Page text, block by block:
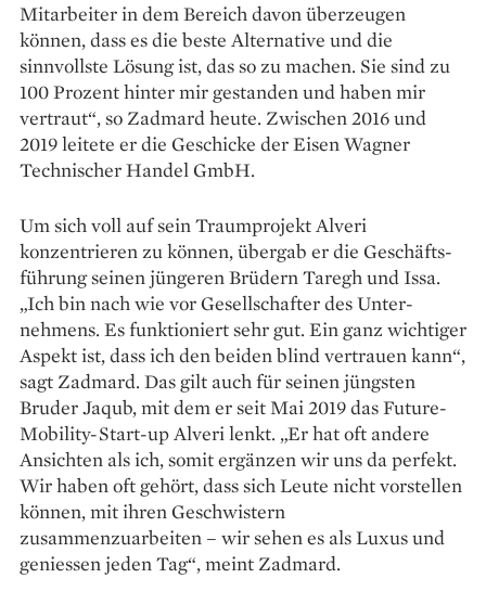
Mitarbeiter in dem Bereich davon überzeugen
können, dass es die beste Alternative und die
sinnvollste Lösung ist, das so zu machen. Sie sind zu
100 Prozent hinter mir gestanden und haben mir
vertraut“, so Zadmard heute. Zwischen 2016 und
2019 leitete er die Geschicke der Eisen Wagner
Technischer Handel GmbH.
Um sich voll auf sein Traumprojekt Alveri
konzentrieren zu können, übergab er die Ge­schäfts­
führung seinen jüngeren Brüdern Taregh und Issa.
„Ich bin nach wie vor ­Gesellschafter des Unter­
nehmens. Es funktioniert sehr gut. Ein ganz wichtiger
Aspekt ist, dass ich den beiden blind vertrauen kann“,
sagt Zadmard. Das gilt auch für seinen jüngsten
Bruder Jaqub, mit dem er seit Mai 2019 das ­Future-
Mobility-Start-up Alveri lenkt. „Er hat oft andere
Ansichten als ich, somit ergänzen wir uns da perfekt.
Wir haben oft gehört, dass sich Leute nicht vorstellen
können, mit ihren Geschwistern
zusammenzuarbeiten – wir sehen es als ­Luxus und
geniessen jeden Tag“, meint Zadmard.